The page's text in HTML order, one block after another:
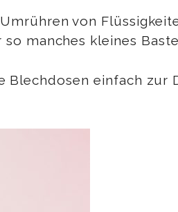
von
manches kleines
einfach zur